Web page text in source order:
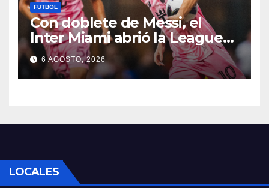
FUTBOL
Con doblete de Messi, el
Inter Miami abrió la Leagues
Cup con un triunfo
6 AGOSTO, 2026
LOCALES